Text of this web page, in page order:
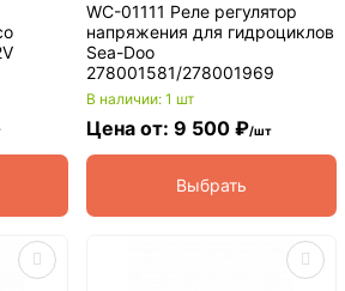
WC-01111 Реле регулятор
напряжения для гидроциклов
Sea-Doo
278001581/278001969
В наличии: 1 шт
Цена от: 9 500 ₽/шт
Выбрать